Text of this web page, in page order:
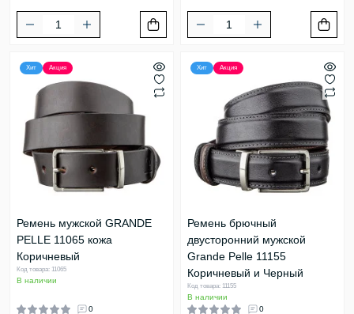
Хит Акция
Ремень мужской GRANDE
PELLE 11065 кожа
Коричневый
Код товара: 11065
В наличии
0
Хит Акция
Ремень брючный
двусторонний мужской
Grande Pelle 11155
Коричневый и Черный
Код товара: 11155
В наличии
0